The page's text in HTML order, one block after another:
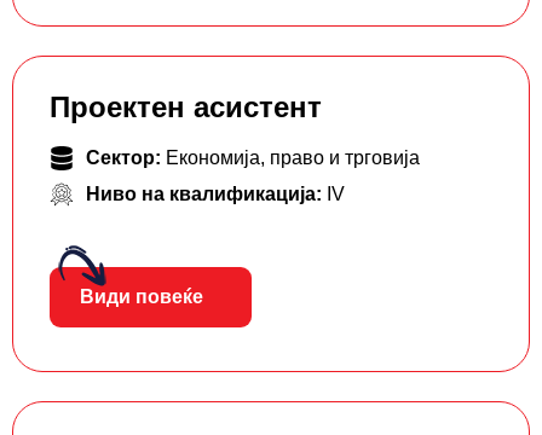
Проектен асистент
Сектор: Економија, право и трговија
Ниво на квалификација: IV
Види повеќе